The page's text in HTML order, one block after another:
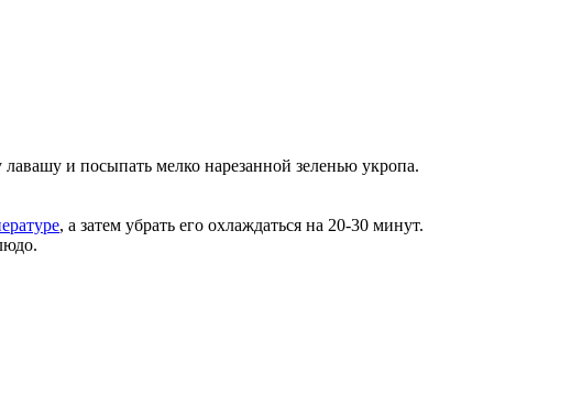
и посыпать мелко нарезанной зеленью укропа.
, а затем убрать его охлаждаться на 20-30 минут.